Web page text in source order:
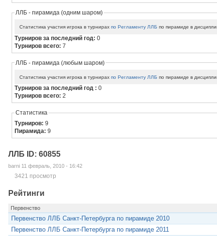
ЛЛБ - пирамида (одним шаром)
Статистика участия игрока в турнирахпо Регламенту ЛЛБ по пирамиде в
Турниров за последний год:0
Турниров всего:7
ЛЛБ - пирамида (любым шаром)
Статистика участия игрока в турнирахпо Регламенту ЛЛБ по пирамиде в
Турниров за последний год :0
Турниров всего:2
Статистика
Турниров:9
Пирамида:9
ЛЛБ ID: 60855
barni 11 февраль, 2010 - 16:42
3421 просмотр
Рейтинги
Первенство
Первенство ЛЛБ Санкт-Петербурга по пирамиде 2010
Первенство ЛЛБ Санкт-Петербурга по пирамиде 2011